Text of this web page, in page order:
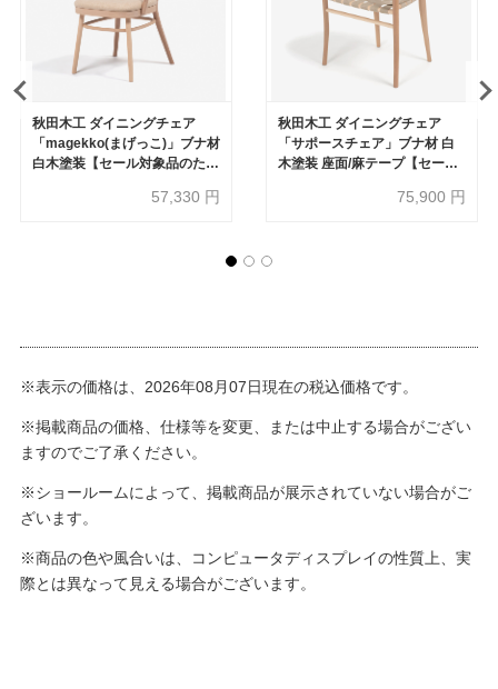
秋田木工 ダイニングチェア
「magekko(まげっこ)」ブナ材
白木塗装【セール対象品のため
57,330 円
秋田木工 ダイニングチェア
「サポースチェア」ブナ材 白
木塗装 座面/麻テープ【セール
75,900 円
※表示の価格は、2026年08月07日現在の税込価格です。
※掲載商品の価格、仕様等を変更、または中止する場合がござい
ますのでご了承ください。
※ショールームによって、掲載商品が展示されていない場合がご
ざいます。
※商品の色や風合いは、コンピュータディスプレイの性質上、実
際とは異なって見える場合がございます。